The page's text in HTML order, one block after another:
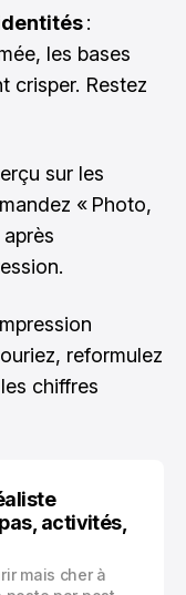
:
les bases
crisper. Restez
sur les
« Photo,
après
reformulez
chiffres
activités,
mais cher à